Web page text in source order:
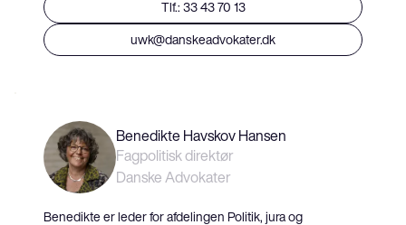
Tlf.: 33 43 70 13
uwk@danskeadvokater.dk
Benedikte Havskov Hansen
Fagpolitisk direktør
Danske Advokater
Benedikte er leder for afdelingen Politik, jura og